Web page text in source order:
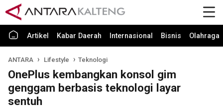
Artikel Kabar Daerah Internasional Bisnis Olahraga
ANTARA Lifestyle Teknologi
OnePlus kembangkan konsol gim
genggam berbasis teknologi layar
sentuh